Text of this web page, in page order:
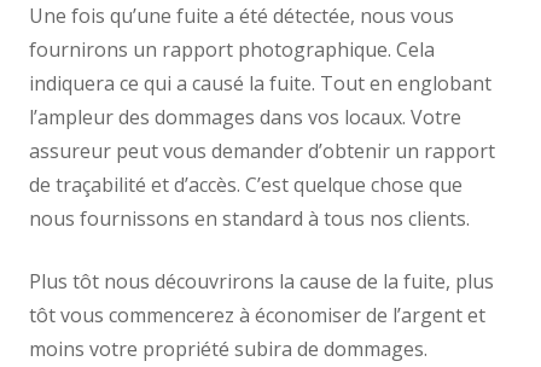
Une fois qu’une fuite a été détectée, nous vous
fournirons un rapport photographique. Cela
indiquera ce qui a causé la fuite. Tout en englobant
l’ampleur des dommages dans vos locaux. Votre
assureur peut vous demander d’obtenir un rapport
de traçabilité et d’accès. C’est quelque chose que
nous fournissons en standard à tous nos clients.
Plus tôt nous découvrirons la cause de la fuite, plus
tôt vous commencerez à économiser de l’argent et
moins votre propriété subira de dommages.